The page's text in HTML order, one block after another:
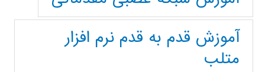
آموزش قدم به قدم نرم افزار
متلب